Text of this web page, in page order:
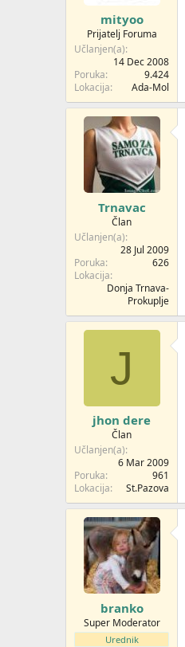
mityoo
Prijatelj Foruma
Učlanjen(a)
14 Dec 2008
Poruka
9.424
Lokacija
Ada-Mol
Trnavac
Član
Učlanjen(a)
28 Jul 2009
Poruka
626
Lokacija
Donja Trnava-
Prokuplje
J
jhon dere
Član
Učlanjen(a)
6 Mar 2009
Poruka
961
Lokacija
St.Pazova
branko
Super Moderator
Urednik